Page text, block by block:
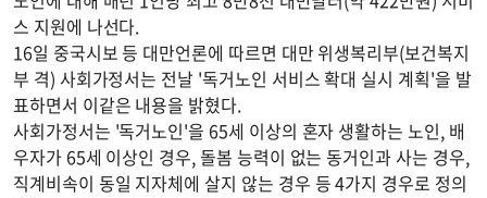
스 지원에 나선다.
16일 중국시보 등 대만언론에 따르면 대만 위생복리부(보건복지
부 격) 사회가정서는 전날 '독거노인 서비스 확대 실시 계획'을 발
표하면서 이같은 내용을 밝혔다.
사회가정서는 '독거노인'을 65세 이상의 혼자 생활하는 노인, 배
우자가 65세 이상인 경우, 돌봄 능력이 없는 동거인과 사는 경우,
직계비속이 동일 지자체에 살지 않는 경우 등 4가지 경우로 정의